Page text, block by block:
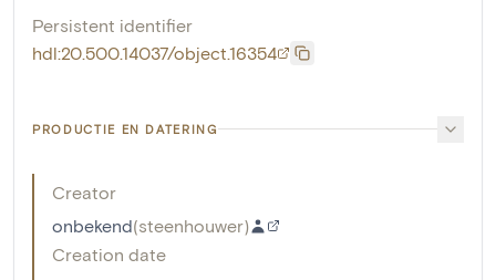
Persistent identifier
hdl:20.500.14037/object.16354
PRODUCTIE EN DATERING
Creator
onbekend(steenhouwer)
Creation date